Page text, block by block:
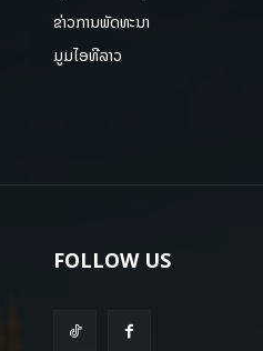
ຂ່າວການພັດທະນາ
ມູມໄອທີລາວ
FOLLOW US